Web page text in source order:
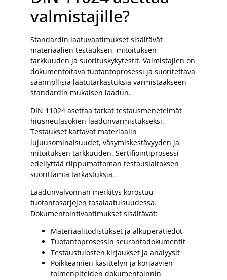
valmistajille?
Standardin laatuvaatimukset sisältävät
materiaalien testauksen, mitoituksen
tarkkuuden ja suorituskykytestit. Valmistajien on
dokumentoitava tuotantoprosessi ja suoritettava
säännöllisiä laatutarkastuksia varmistaakseen
standardin mukaisen laadun.
DIN 11024 asettaa tarkat testausmenetelmät
hiusneulasokien laadunvarmistukseksi.
Testaukset kattavat materiaalin
lujuusominaisuudet, väsymiskestävyyden ja
mitoituksen tarkkuuden. Sertifiointiprosessi
edellyttää riippumattoman testauslaitoksen
suorittamia tarkastuksia.
Laadunvalvonnan merkitys korostuu
tuotantosarjojen tasalaatuisuudessa.
Dokumentointivaatimukset sisältävät:
Materiaalitodistukset ja alkuperätiedot
Tuotantoprosessin seurantadokumentit
Testaustulosten kirjaukset ja analyysit
Poikkeamien käsittelyn ja korjaavien
toimenpiteiden dokumentoinnin